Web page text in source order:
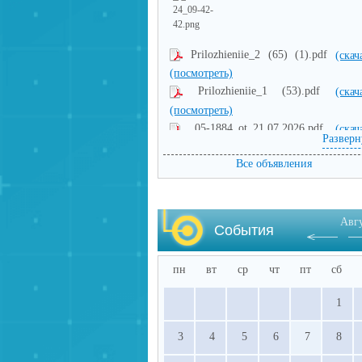
Prilozhieniie_2 (65) (1).pdf
(посмотреть)
Prilozhieniie_1 (53).pdf
(посмотреть)
05-1884_ot_21.07.2026.pdf
Все объявления
События
пн вт ср чт пт сб
1
3 4 5 6 7 8